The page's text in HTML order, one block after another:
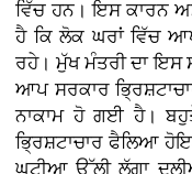
ਵਿੱਚ ਹਨ। ਇਸ ਕਾਰਨ
ਹੈ ਕਿ ਲੋਕ ਘਰਾਂ ਵਿੱਚ
ਰਹੇ। ਮੁੱਖ ਮੰਤਰੀ ਦਾ ਇਸ
ਆਪ ਸਰਕਾਰ
ਨਾਕਾਮ ਹੋ ਗਈ ਹੈ।
ਭ੍ਰਿਸ਼ਟਾਚਾਰ ਫੈਲਿਆ
ਘਟੀਆ ਉੱਲੀ ਲੱਗਾ